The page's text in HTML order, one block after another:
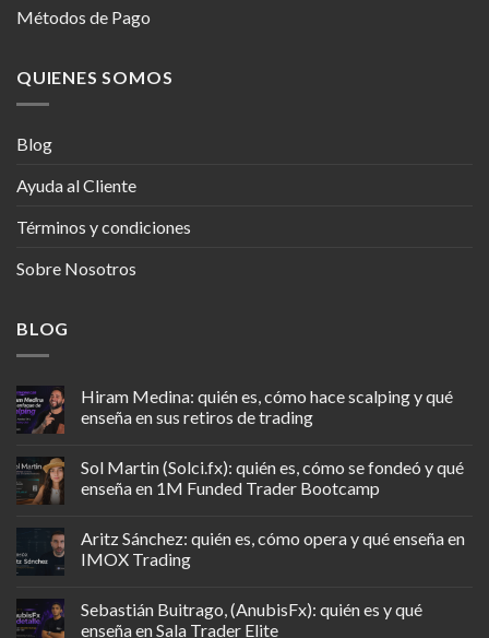
Métodos de Pago
QUIENES SOMOS
Blog
Ayuda al Cliente
Términos y condiciones
Sobre Nosotros
BLOG
Hiram Medina: quién es, cómo hace scalping y qué
enseña en sus retiros de trading
Sol Martin (Solci.fx): quién es, cómo se fondeó y qué
enseña en 1M Funded Trader Bootcamp
Aritz Sánchez: quién es, cómo opera y qué enseña en
IMOX Trading
Sebastián Buitrago, (AnubisFx): quién es y qué
enseña en Sala Trader Elite